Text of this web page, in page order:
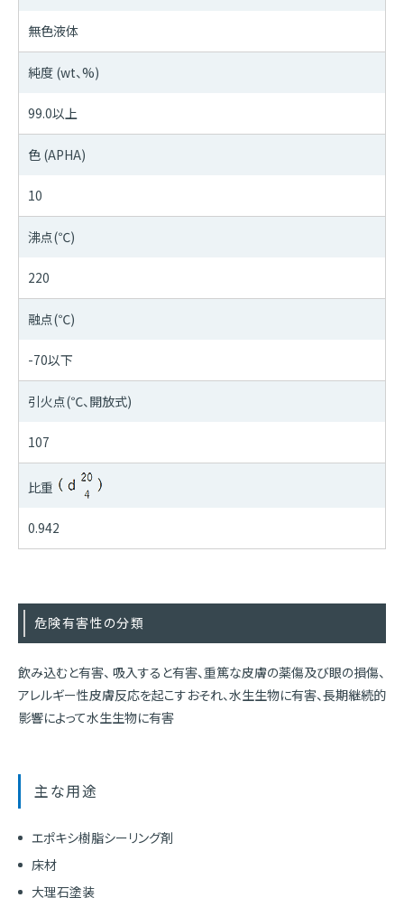
無色液体
純度 (wt、%)
99.0以上
色 (APHA)
10
沸点(℃)
220
融点(℃)
-70以下
引火点(℃、開放式)
107
比重
0.942
危険有害性の分類
飲み込むと有害、 吸入すると有害、重篤な皮膚の薬傷及び眼の損傷、
アレルギー性皮膚反応を起こすおそれ、水生生物に有害、長期継続的
影響によって水生生物に有害
主な用途
エポキシ樹脂シーリング剤
床材
大理石塗装